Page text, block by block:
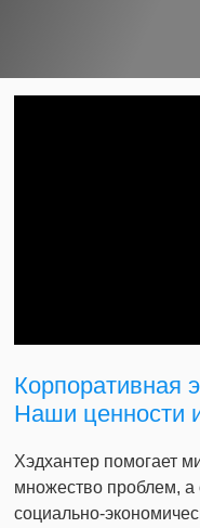
Корпоративная
Наши ценности
Хэдхантер помогает
множество проблем,
социально-